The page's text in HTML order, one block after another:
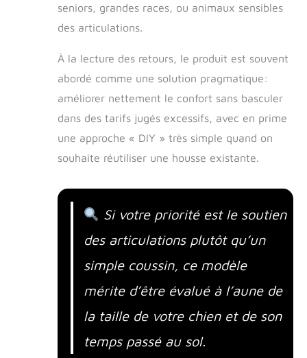
seniors, grandes races, ou animaux sensibles
des articulations.
À la lecture des retours, le produit est souvent
abordé comme une solution pragmatique:
améliorer nettement le confort sans basculer
dans des tarifs jugés excessifs, avec en prime
une approche « DIY » très simple quand on
souhaite réutiliser une housse existante.
Si votre priorité est le soutien
des articulations plutôt qu’un
simple coussin, ce modèle
mérite d’être évalué à l’aune de
la taille de votre chien et de son
temps passé au sol.